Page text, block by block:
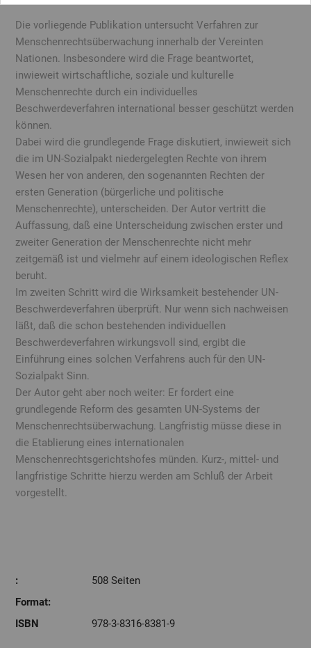
Die vorliegende Publikation untersucht Verfahren zur
Menschenrechtsüberwachung innerhalb der Vereinten
Nationen. Insbesondere wird die Frage beantwortet,
inwieweit wirtschaftliche, soziale und kulturelle
Menschenrechte durch ein individuelles
Beschwerdeverfahren international besser geschützt werden
können.
Dabei wird die grundlegende Frage diskutiert, inwieweit sich
die im UN-Sozialpakt niedergelegten Rechte von ihrem
Wesen her von anderen, den sogenannten Rechten der
ersten Generation (bürgerliche und politische
Menschenrechte), unterscheiden. Der Autor vertritt die
Auffassung, daß eine Unterscheidung zwischen erster und
zweiter Generation der Menschenrechte nicht mehr
zeitgemäß ist und vielmehr auf einem ideologischen Reflex
beruht.
Im zweiten Schritt wird die Wirksamkeit bestehender UN-
Beschwerdeverfahren überprüft. Nur wenn sich nachweisen
läßt, daß die schon bestehenden individuellen
Beschwerdeverfahren wirkungsvoll sind, ergibt die
Einführung eines solchen Verfahrens auch für den UN-
Sozialpakt Sinn.
Der Autor geht aber noch weiter: Er fordert eine
grundlegende Reform des gesamten UN-Systems der
Menschenrechtsüberwachung. Langfristig müsse diese in
die Etablierung eines internationalen
Menschenrechtsgerichtshofes münden. Kurz-, mittel- und
langfristige Schritte hierzu werden am Schluß der Arbeit
vorgestellt.
:
508 Seiten
Format:
ISBN
978-3-8316-8381-9